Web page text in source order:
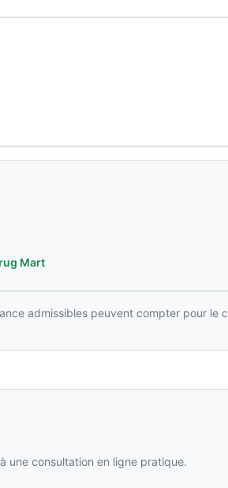
Mart
admissibles peuvent compter pour le
une consultation en ligne pratique.